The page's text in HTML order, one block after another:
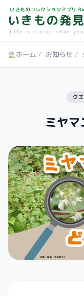
いきものコレクションアプリ
いきもの発
Life is closer than
ホーム / お知らせ /
ク
ミヤ